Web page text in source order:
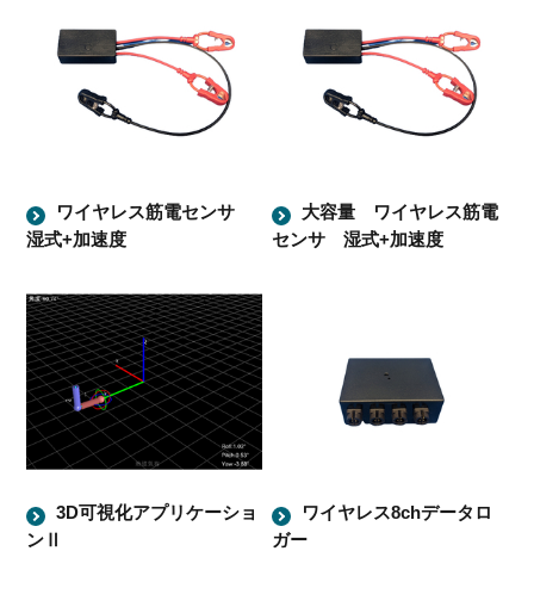
ワイヤレス筋電センサ
湿式+加速度
大容量 ワイヤレス筋電
センサ 湿式+加速度
3D可視化アプリケーショ
ンⅡ
ワイヤレス8chデータロ
ガー